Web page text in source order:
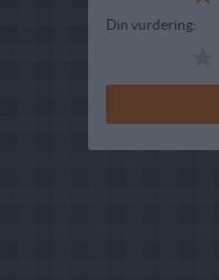
Din vurdering: